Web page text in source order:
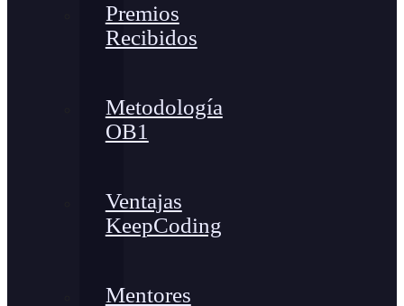
Premios
Recibidos
Metodología
OB1
Ventajas
KeepCoding
Mentores